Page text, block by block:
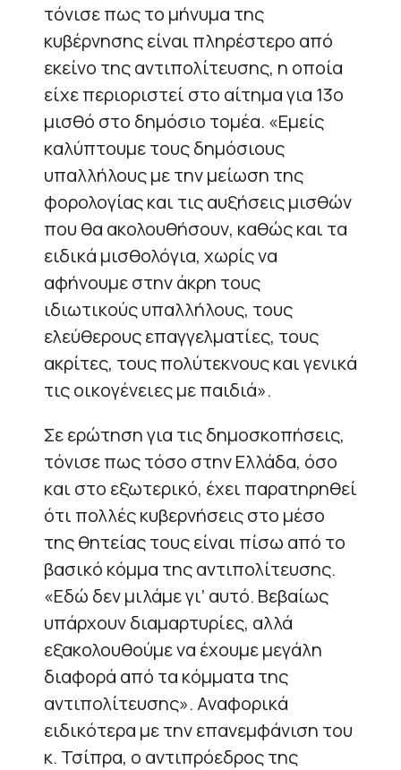
τόνισε πως το μήνυμα της
κυβέρνησης είναι πληρέστερο από
εκείνο της αντιπολίτευσης, η οποία
είχε περιοριστεί στο αίτημα για 13ο
μισθό στο δημόσιο τομέα. «Εμείς
καλύπτουμε τους δημόσιους
υπαλλήλους με την μείωση της
φορολογίας και τις αυξήσεις μισθών
που θα ακολουθήσουν, καθώς και τα
ειδικά μισθολόγια, χωρίς να
αφήνουμε στην άκρη τους
ιδιωτικούς υπαλλήλους, τους
ελεύθερους επαγγελματίες, τους
ακρίτες, τους πολύτεκνους και γενικά
τις οικογένειες με παιδιά».
Σε ερώτηση για τις δημοσκοπήσεις,
τόνισε πως τόσο στην Ελλάδα, όσο
και στο εξωτερικό, έχει παρατηρηθεί
ότι πολλές κυβερνήσεις στο μέσο
της θητείας τους είναι πίσω από το
βασικό κόμμα της αντιπολίτευσης.
«Εδώ δεν μιλάμε γι’ αυτό. Βεβαίως
υπάρχουν διαμαρτυρίες, αλλά
εξακολουθούμε να έχουμε μεγάλη
διαφορά από τα κόμματα της
αντιπολίτευσης». Αναφορικά
ειδικότερα με την επανεμφάνιση του
κ. Τσίπρα, ο αντιπρόεδρος της